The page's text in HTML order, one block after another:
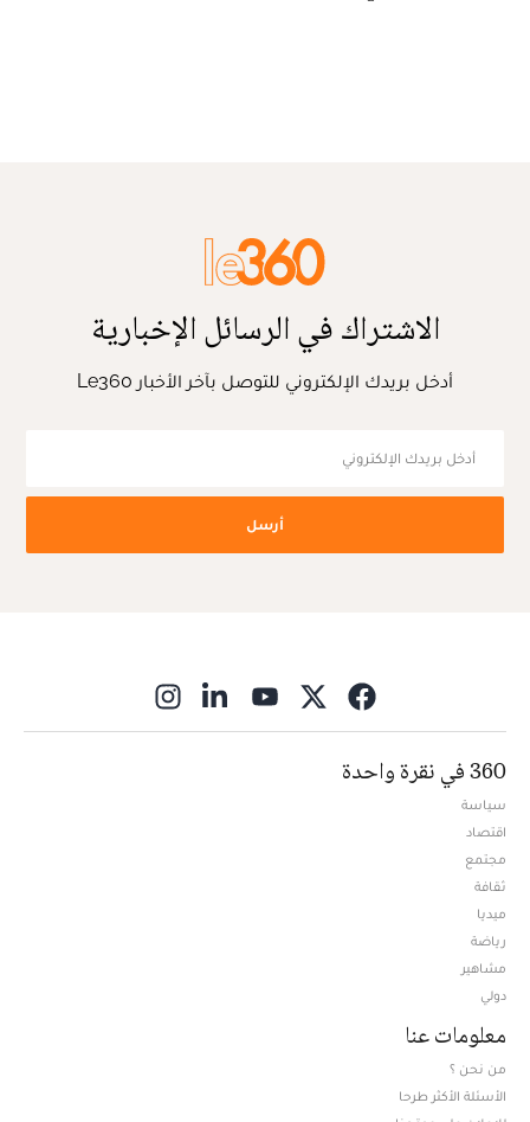
الاشتراك في الرسائل الإخبارية
أدخل بريدك الإلكتروني للتوصل بآخر الأخبار Le360
أرسل
360 في نقرة واحدة
سياسة
اقتصاد
مجتمع
ثقافة
ميديا
رياضة
مشاهير
دولي
معلومات عنا
من نحن ؟
الأسئلة الأكثر طرحا